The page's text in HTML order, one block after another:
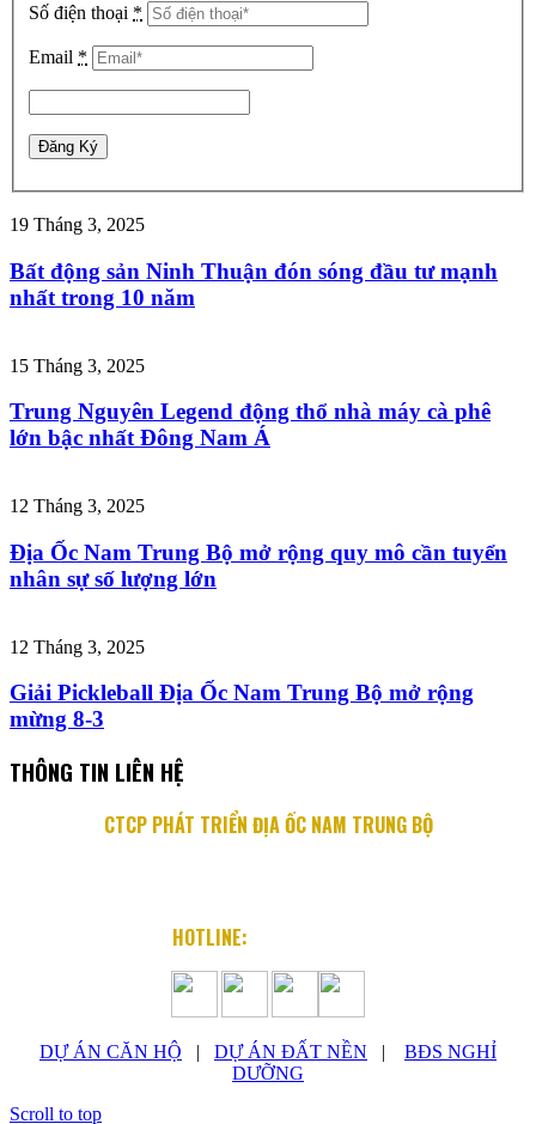
Số điện thoại *
Email *
19 Tháng 3, 2025
Bất động sản Ninh Thuận đón sóng đầu tư mạnh
nhất trong 10 năm
15 Tháng 3, 2025
Trung Nguyên Legend động thổ nhà máy cà phê
lớn bậc nhất Đông Nam Á
12 Tháng 3, 2025
Địa Ốc Nam Trung Bộ mở rộng quy mô cần tuyển
nhân sự số lượng lớn
12 Tháng 3, 2025
Giải Pickleball Địa Ốc Nam Trung Bộ mở rộng
mừng 8-3
THÔNG TIN LIÊN HỆ
CTCP PHÁT TRIỂN ĐỊA ỐC NAM TRUNG BỘ
HOTLINE:
DỰ ÁN CĂN HỘ | DỰ ÁN ĐẤT NỀN | BĐS NGHỈ
DƯỠNG
Scroll to top